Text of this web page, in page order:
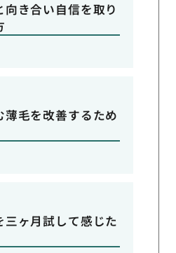
き合い自信を取り
毛を改善するため
ヶ月試して感じた